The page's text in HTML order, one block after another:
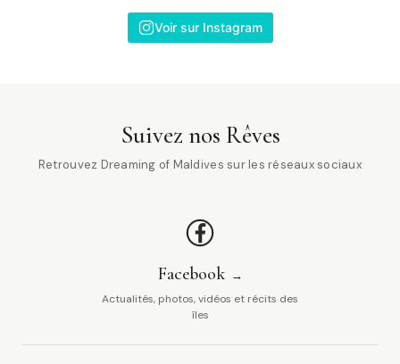
Voir sur Instagram
Suivez nos Rêves
Retrouvez Dreaming of Maldives sur les réseaux sociaux
Facebook
Actualités, photos, vidéos et récits des
îles